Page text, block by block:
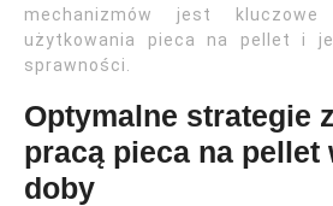
mechanizmów jest kluczowe
użytkowania pieca na pellet i
sprawności.
Optymalne strategie
pracą pieca na pellet
doby